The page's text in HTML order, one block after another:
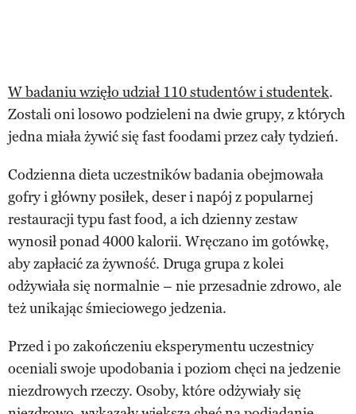
W badaniu wzięło udział 110 studentów i studentek.
Zostali oni losowo podzieleni na dwie grupy, z których
jedna miała żywić się fast foodami przez cały tydzień.
Codzienna dieta uczestników badania obejmowała
gofry i główny posiłek, deser i napój z popularnej
restauracji typu fast food, a ich dzienny zestaw
wynosił ponad 4000 kalorii. Wręczano im gotówkę,
aby zapłacić za żywność. Druga grupa z kolei
odżywiała się normalnie – nie przesadnie zdrowo, ale
też unikając śmieciowego jedzenia.
Przed i po zakończeniu eksperymentu uczestnicy
oceniali swoje upodobania i poziom chęci na jedzenie
niezdrowych rzeczy. Osoby, które odżywiały się